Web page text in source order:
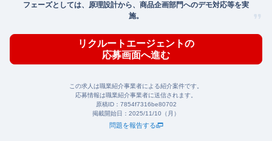
フェーズとしては、原理設計から、商品企画部門へのデモ対応等を実
施。
リクルートエージェントの
応募画面へ進む
この求人は職業紹介事業者による紹介案件です。
応募情報は職業紹介事業者に送信されます。
原稿ID： 7854f7316be80702
掲載開始日： 2025/11/10（月）
問題を報告する